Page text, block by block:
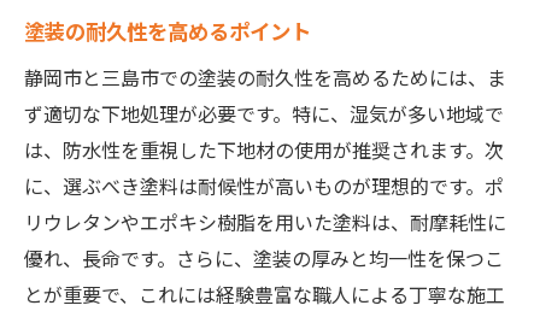
塗装の耐久性を高めるポイント
静岡市と三島市での塗装の耐久性を高めるためには、ま
ず適切な下地処理が必要です。特に、湿気が多い地域で
は、防水性を重視した下地材の使用が推奨されます。次
に、選ぶべき塗料は耐候性が高いものが理想的です。ポ
リウレタンやエポキシ樹脂を用いた塗料は、耐摩耗性に
優れ、長命です。さらに、塗装の厚みと均一性を保つこ
とが重要で、これには経験豊富な職人による丁寧な施工